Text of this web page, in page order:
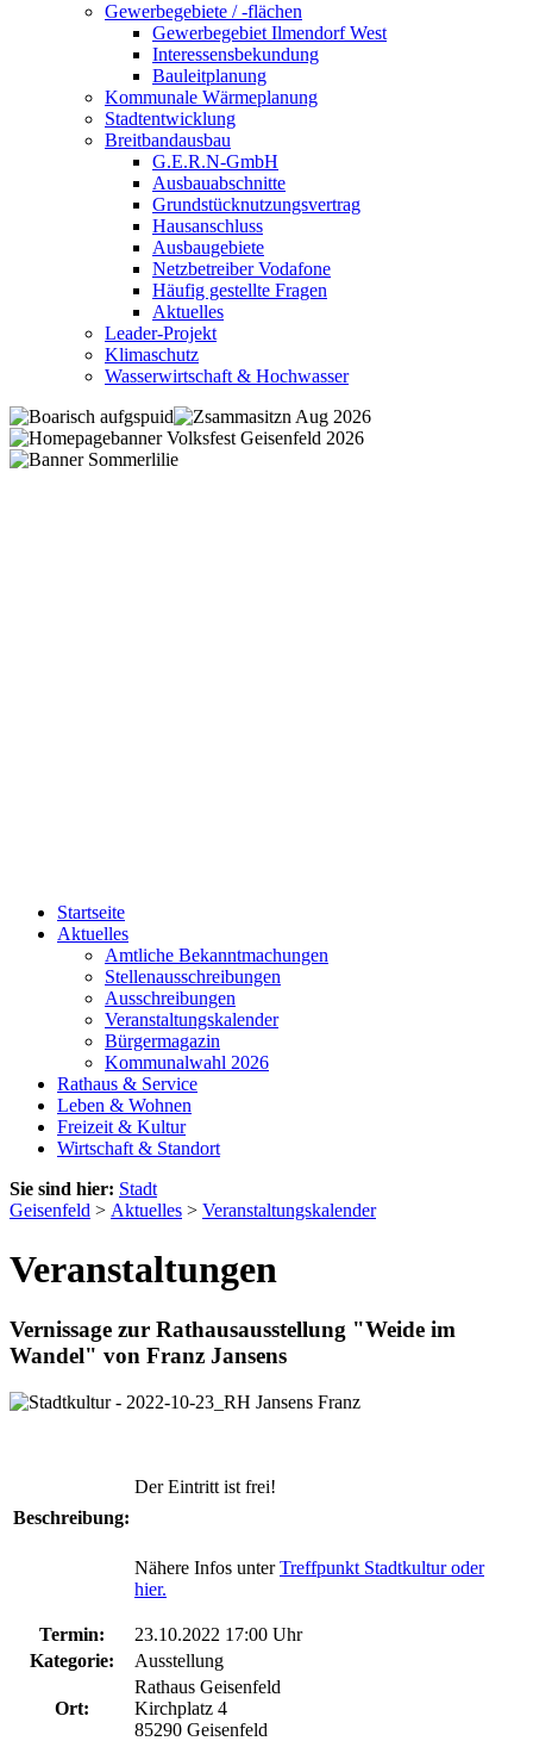
Gewerbegebiete / -flächen
Gewerbegebiet Ilmendorf West
Interessensbekundung
Bauleitplanung
Kommunale Wärmeplanung
Stadtentwicklung
Breitbandausbau
G.E.R.N-GmbH
Ausbauabschnitte
Grundstücknutzungsvertrag
Hausanschluss
Ausbaugebiete
Netzbetreiber Vodafone
Häufig gestellte Fragen
Aktuelles
Leader-Projekt
Klimaschutz
Wasserwirtschaft & Hochwasser
Startseite
Aktuelles
Amtliche Bekanntmachungen
Stellenausschreibungen
Ausschreibungen
Veranstaltungskalender
Bürgermagazin
Kommunalwahl 2026
Rathaus & Service
Leben & Wohnen
Freizeit & Kultur
Wirtschaft & Standort
Sie sind hier: Stadt
Geisenfeld > Aktuelles > Veranstaltungskalender
Veranstaltungen
Vernissage zur Rathausausstellung "Weide im
Wandel" von Franz Jansens
Beschreibung:
Der Eintritt ist frei!
Nähere Infos unterTreffpunkt Stadtkultur oder
hier.
Termin:
23.10.2022 17:00 Uhr
Kategorie:
Ausstellung
Ort:
Rathaus Geisenfeld
Kirchplatz 4
85290 Geisenfeld